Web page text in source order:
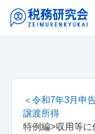
＜令和7年3月申
譲渡所得
特例編>収用等に